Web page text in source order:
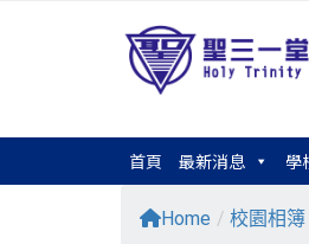
首頁 最新消息 學
Home / 校園相簿